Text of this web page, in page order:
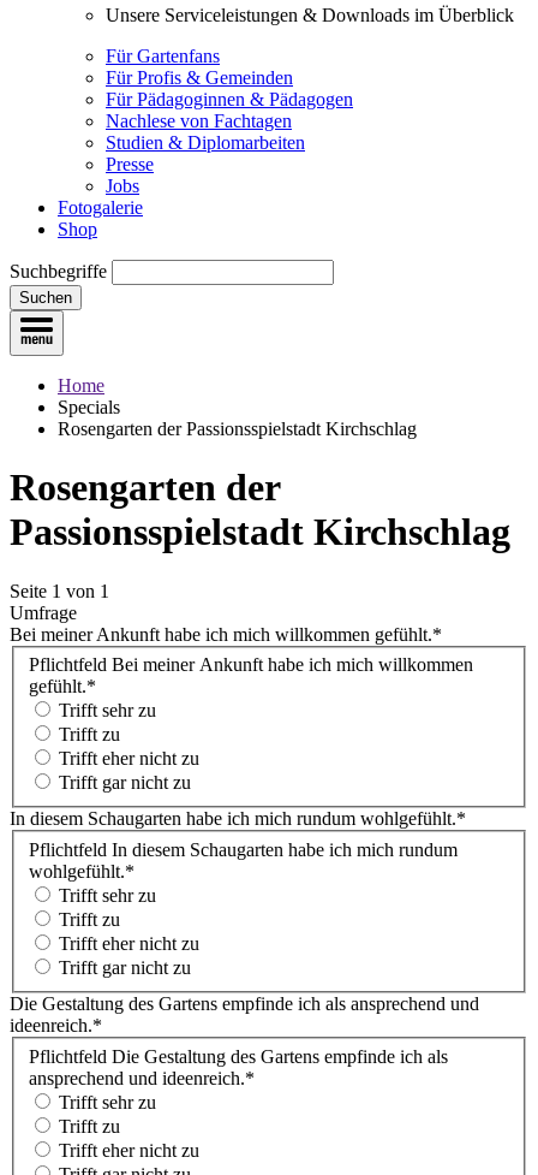
Unsere Serviceleistungen & Downloads im Überblick
Für Gartenfans
Für Profis & Gemeinden
Für Pädagoginnen & Pädagogen
Nachlese von Fachtagen
Studien & Diplomarbeiten
Presse
Jobs
Fotogalerie
Shop
Suchbegriffe
Suchen
Home
Specials
Rosengarten der Passionsspielstadt Kirchschlag
Rosengarten der
Passionsspielstadt Kirchschlag
Seite 1 von 1
Umfrage
Bei meiner Ankunft habe ich mich willkommen gefühlt.*
Pflichtfeld Bei meiner Ankunft habe ich mich willkommen
gefühlt.*
Trifft sehr zu
Trifft zu
Trifft eher nicht zu
Trifft gar nicht zu
In diesem Schaugarten habe ich mich rundum wohlgefühlt.*
Pflichtfeld In diesem Schaugarten habe ich mich rundum
wohlgefühlt.*
Trifft sehr zu
Trifft zu
Trifft eher nicht zu
Trifft gar nicht zu
Die Gestaltung des Gartens empfinde ich als ansprechend und
ideenreich.*
Pflichtfeld Die Gestaltung des Gartens empfinde ich als
ansprechend und ideenreich.*
Trifft sehr zu
Trifft zu
Trifft eher nicht zu